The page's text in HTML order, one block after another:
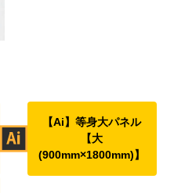
【Ai】等身大パネル
【大
(900mm×1800mm)】